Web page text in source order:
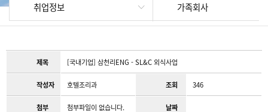
취업정보 가족회사
제목 [국내기업] 삼천리ENG - SL&C 외식사업
작성자 호텔조리과 조회 346
첨부 첨부파일이 없습니다. 날짜